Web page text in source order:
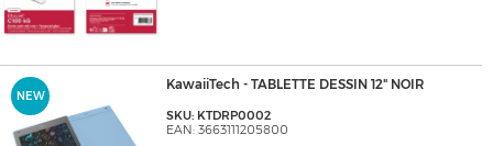
NEW
KawaiiTech - TABLETTE DESSIN 12" NOIR
SKU: KTDRP0002
EAN: 3663111205800